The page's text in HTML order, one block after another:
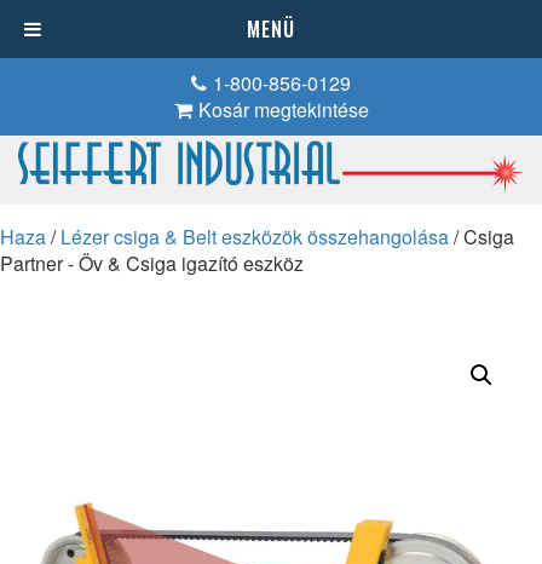
1-800-856-0129
Kosár megtekintése
Haza/Lézer csiga & Belt eszközök összehangolása/ Csiga
Partner - Öv & Csiga igazító eszköz
MENÜ